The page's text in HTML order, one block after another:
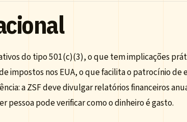
do tipo 501(c)(3), o que tem implicações
impostos nos EUA, o que facilita o patrocínio de
a ZSF deve divulgar relatórios financeiros
pessoa pode verificar como o dinheiro é gasto.